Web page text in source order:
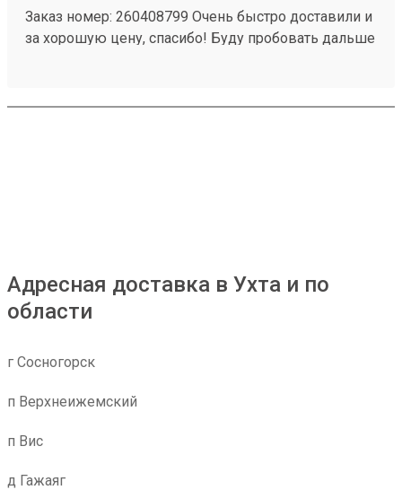
Заказ номер: 260408799 Очень быстро доставили и
за хорошую цену, спасибо! Буду пробовать дальше
Адресная доставка в Ухта и по
области
г Сосногорск
п Верхнеижемский
п Вис
д Гажаяг